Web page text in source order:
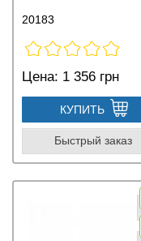
20183
Цена: 1 356 грн
КУПИТЬ
Быстрый заказ